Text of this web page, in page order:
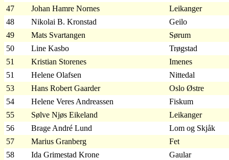
47
Johan Hamre Nornes
Leikanger
48
Nikolai B. Kronstad
Geilo
49
Mats Svartangen
Sørum
50
Line Kasbo
Trøgstad
51
Kristian Storenes
Imenes
51
Helene Olafsen
Nittedal
53
Hans Robert Gaarder
Oslo Østre
54
Helene Veres Andreassen
Fiskum
55
Sølve Njøs Eikeland
Leikanger
56
Brage André Lund
Lom og Skjåk
57
Marius Granberg
Fet
58
Ida Grimestad Krone
Gaular